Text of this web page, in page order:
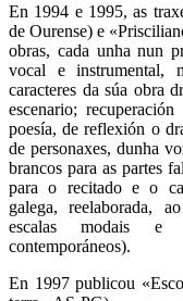
En 1994 e 1995, as
de Ourense) e
obras, cada unha nun
vocal e instrumental,
caracteres da súa obra
escenario;
poesía, de reflexión o
de personaxes, dunha
brancos para as partes
para o recitado e o
galega, reelaborada,
escalas modais e
contemporáneos).
En 1997 publicou